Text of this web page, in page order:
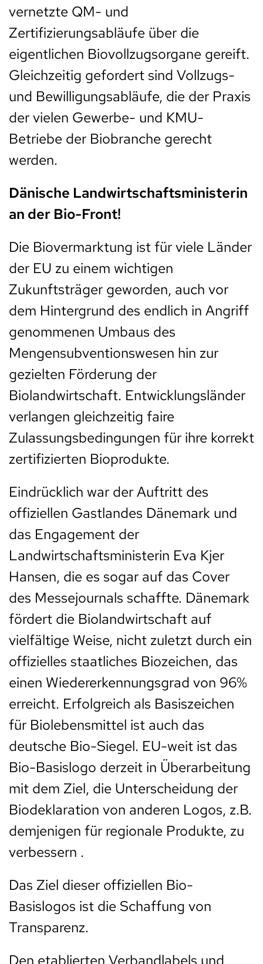
vernetzte QM- und
Zertifizierungsabläufe über die
eigentlichen Biovollzugsorgane gereift.
Gleichzeitig gefordert sind Vollzugs-
und Bewilligungsabläufe, die der Praxis
der vielen Gewerbe- und KMU-
Betriebe der Biobranche gerecht
werden.
Dänische Landwirtschaftsministerin
an der Bio-Front!
Die Biovermarktung ist für viele Länder
der EU zu einem wichtigen
Zukunftsträger geworden, auch vor
dem Hintergrund des endlich in Angriff
genommenen Umbaus des
Mengensubventionswesen hin zur
gezielten Förderung der
Biolandwirtschaft. Entwicklungsländer
verlangen gleichzeitig faire
Zulassungsbedingungen für ihre korrekt
zertifizierten Bioprodukte.
Eindrücklich war der Auftritt des
offiziellen Gastlandes Dänemark und
das Engagement der
Landwirtschaftsministerin Eva Kjer
Hansen, die es sogar auf das Cover
des Messejournals schaffte. Dänemark
fördert die Biolandwirtschaft auf
vielfältige Weise, nicht zuletzt durch ein
offizielles staatliches Biozeichen, das
einen Wiedererkennungsgrad von 96%
erreicht. Erfolgreich als Basiszeichen
für Biolebensmittel ist auch das
deutsche Bio-Siegel. EU-weit ist das
Bio-Basislogo derzeit in Überarbeitung
mit dem Ziel, die Unterscheidung der
Biodeklaration von anderen Logos, z.B.
demjenigen für regionale Produkte, zu
verbessern .
Das Ziel dieser offiziellen Bio-
Basislogos ist die Schaffung von
Transparenz.
Den etablierten Verbandlabels und